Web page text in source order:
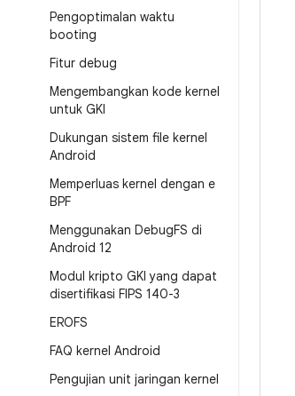
Pengoptimalan waktu
booting
Fitur debug
Mengembangkan kode kernel
untuk GKI
Dukungan sistem file kernel
Android
Memperluas kernel dengan e
BPF
Menggunakan DebugFS di
Android 12
Modul kripto GKI yang dapat
disertifikasi FIPS 140-3
EROFS
FAQ kernel Android
Pengujian unit jaringan kernel